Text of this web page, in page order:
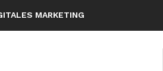
MARKETING